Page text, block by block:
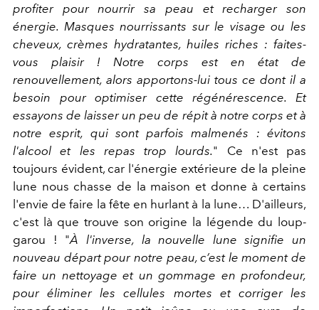
profiter pour nourrir sa peau et recharger son
énergie. Masques nourrissants sur le visage ou les
cheveux, crèmes hydratantes, huiles riches : faites-
vous plaisir ! Notre corps est en état de
renouvellement, alors apportons-lui tous ce dont il a
besoin pour optimiser cette régénérescence. Et
essayons de laisser un peu de répit à notre corps et à
notre esprit, qui sont parfois malmenés : évitons
l'alcool et les repas trop lourds." Ce n'est pas
toujours évident, car l'énergie extérieure de la pleine
lune nous chasse de la maison et donne à certains
l'envie de faire la fête en hurlant à la lune… D'ailleurs,
c'est là que trouve son origine la légende du loup-
garou ! "À l'inverse, la nouvelle lune signifie un
nouveau départ pour notre peau, c’est le moment de
faire un nettoyage et un gommage en profondeur,
pour éliminer les cellules mortes et corriger les